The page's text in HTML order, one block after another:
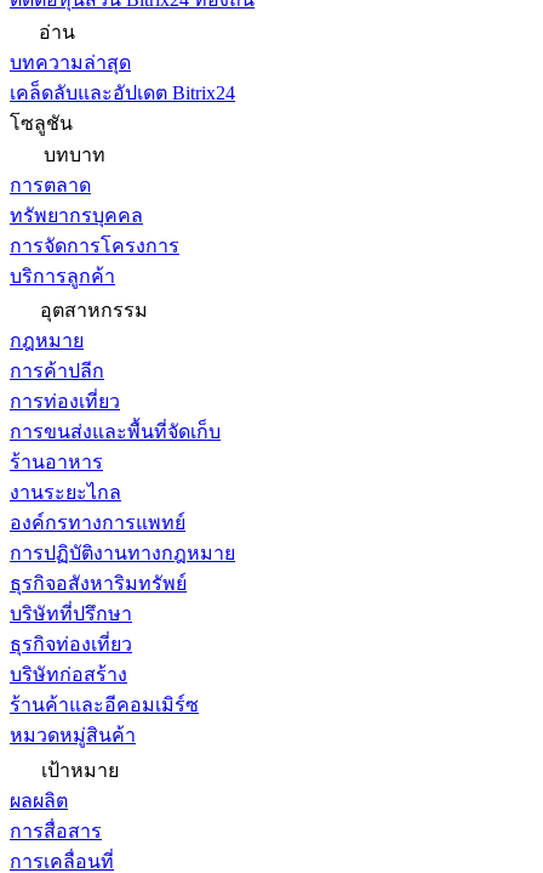
อ่าน
บทความล่าสุด
เคล็ดลับและอัปเดต Bitrix24
โซลูชัน
บทบาท
การตลาด
ทรัพยากรบุคคล
การจัดการโครงการ
บริการลูกค้า
อุตสาหกรรม
กฎหมาย
การค้าปลีก
การท่องเที่ยว
การขนส่งและพื้นที่จัดเก็บ
ร้านอาหาร
งานระยะไกล
องค์กรทางการแพทย์
การปฏิบัติงานทางกฎหมาย
ธุรกิจอสังหาริมทรัพย์
บริษัทที่ปรึกษา
ธุรกิจท่องเที่ยว
บริษัทก่อสร้าง
ร้านค้าและอีคอมเมิร์ซ
หมวดหมู่สินค้า
เป้าหมาย
ผลผลิต
การสื่อสาร
การเคลื่อนที่